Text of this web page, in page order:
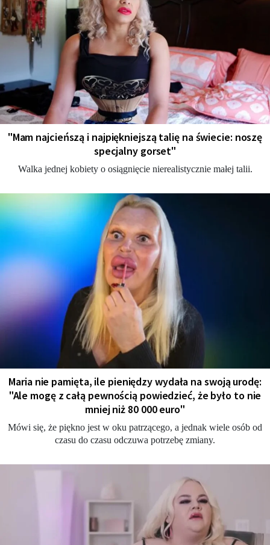
"Mam najcieńszą i najpiękniejszą talię na świecie: noszę
specjalny gorset"
Walka jednej kobiety o osiągnięcie nierealistycznie małej talii.
Maria nie pamięta, ile pieniędzy wydała na swoją urodę:
"Ale mogę z całą pewnością powiedzieć, że było to nie
mniej niż 80 000 euro"
Mówi się, że piękno jest w oku patrzącego, a jednak wiele osób od
czasu do czasu odczuwa potrzebę zmiany.